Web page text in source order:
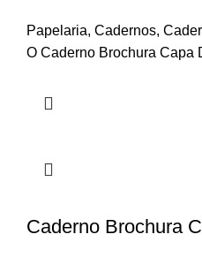
Papelaria, Cadernos,
O Caderno Brochura Capa
Caderno Brochura